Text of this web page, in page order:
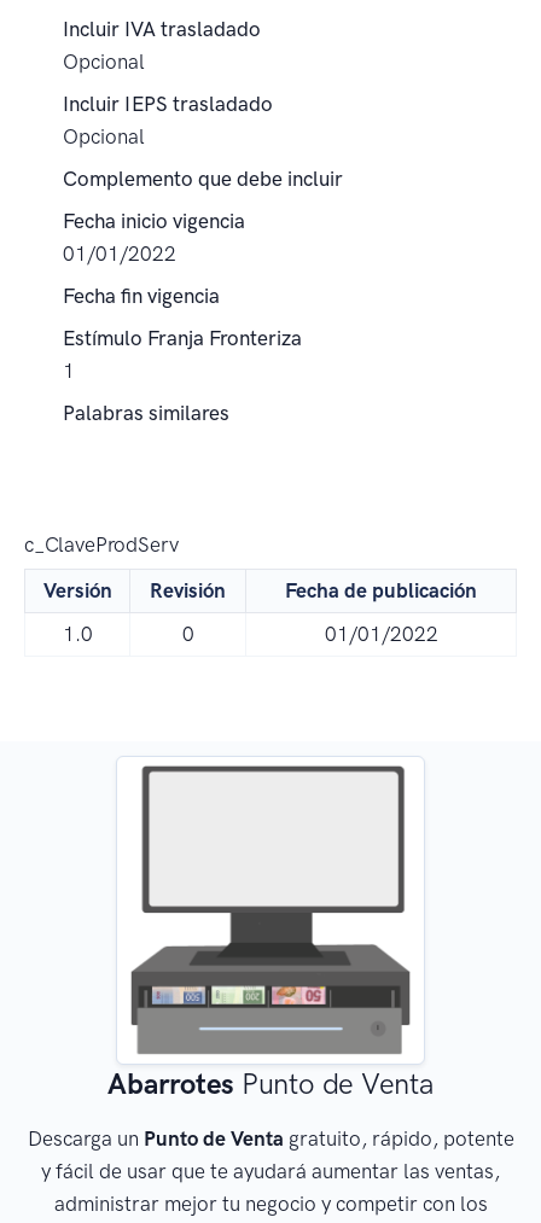
Incluir IVA trasladado
Opcional
Incluir IEPS trasladado
Opcional
Complemento que debe incluir
Fecha inicio vigencia
01/01/2022
Fecha fin vigencia
Estímulo Franja Fronteriza
1
Palabras similares
c_ClaveProdServ
Versión
Revisión
Fecha de publicación
1.0
0 01/01/2022
Abarrotes Punto de Venta
Descarga un Punto de Venta gratuito, rápido, potente
y fácil de usar que te ayudará aumentar las ventas,
administrar mejor tu negocio y competir con los